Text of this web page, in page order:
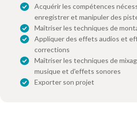
Acquérir les compétences
enregistrer et manipuler des
Maîtriser les techniques de
Appliquer des effets audios et
corrections
Maîtriser les techniques de
musique et d'effets sonores
Exporter son projet